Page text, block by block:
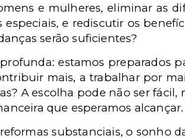
e mulheres, eliminar as
especiais, e rediscutir os
serão suficientes?
estamos preparados
mais, a trabalhar por
A escolha pode não ser
que esperamos alcançar.
substanciais, o sonho